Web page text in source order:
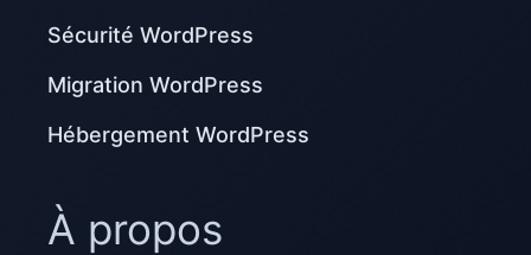
Sécurité WordPress
Migration WordPress
Hébergement WordPress
À propos